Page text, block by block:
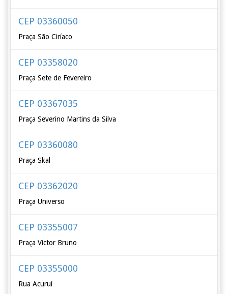
CEP 03360050
Praça São Ciríaco
CEP 03358020
Praça Sete de Fevereiro
CEP 03367035
Praça Severino Martins da Silva
CEP 03360080
Praça Skal
CEP 03362020
Praça Universo
CEP 03355007
Praça Victor Bruno
CEP 03355000
Rua Acuruí